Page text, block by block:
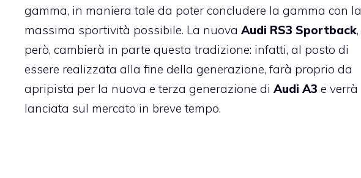
gamma, in maniera tale da poter concludere la gamma con la
massima sportività possibile. La nuova Audi RS3 Sportback,
però, cambierà in parte questa tradizione: infatti, al posto di
essere realizzata alla fine della generazione, farà proprio da
apripista per la nuova e terza generazione di Audi A3 e verrà
lanciata sul mercato in breve tempo.